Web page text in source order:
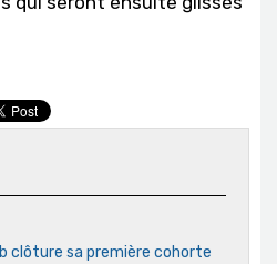
clôture sa première cohorte